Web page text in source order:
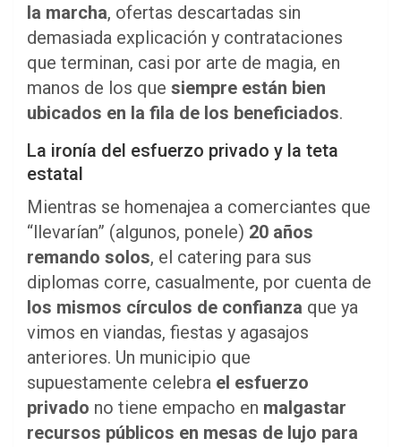
la marcha, ofertas descartadas sin
demasiada explicación y contrataciones
que terminan, casi por arte de magia, en
manos de los que siempre están bien
ubicados en la fila de los beneficiados.
La ironía del esfuerzo privado y la teta
estatal
Mientras se homenajea a comerciantes que
“llevarían” (algunos, ponele) 20 años
remando solos, el catering para sus
diplomas corre, casualmente, por cuenta de
los mismos círculos de confianza que ya
vimos en viandas, fiestas y agasajos
anteriores. Un municipio que
supuestamente celebra el esfuerzo
privado no tiene empacho en malgastar
recursos públicos en mesas de lujo para